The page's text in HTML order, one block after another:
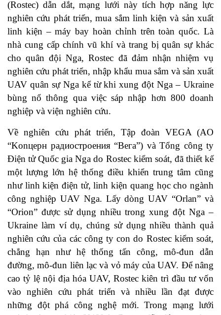
(Rostec) dẫn dắt, mạng lưới này tích hợp năng lực
nghiên cứu phát triển, mua sắm linh kiện và sản xuất
linh kiện – máy bay hoàn chỉnh trên toàn quốc. Là
nhà cung cấp chính vũ khí và trang bị quân sự khác
cho quân đội Nga, Rostec đã đảm nhận nhiệm vụ
nghiên cứu phát triển, nhập khẩu mua sắm và sản xuất
UAV quân sự Nga kể từ khi xung đột Nga – Ukraine
bùng nổ thông qua việc sáp nhập hơn 800 doanh
nghiệp và viện nghiên cứu.
Về nghiên cứu phát triển, Tập đoàn VEGA (AO
“Konцepн радиостроения “Вега”) và Tổng công ty
Điện tử Quốc gia Nga do Rostec kiểm soát, đã thiết kế
một lượng lớn hệ thống điều khiển trung tâm cũng
như linh kiện điện tử, linh kiện quang học cho ngành
công nghiệp UAV Nga. Lấy dòng UAV “Orlan” và
“Orion” được sử dụng nhiều trong xung đột Nga –
Ukraine làm ví dụ, chúng sử dụng nhiều thành quả
nghiên cứu của các công ty con do Rostec kiểm soát,
chẳng hạn như hệ thống tấn công, mô-đun dẫn
đường, mô-đun liên lạc và vỏ máy của UAV. Để nâng
cao tỷ lệ nội địa hóa UAV, Rostec kiên trì đầu tư vốn
vào nghiên cứu phát triển và nhiều lần đạt được
những đột phá công nghệ mới. Trong mạng lưới